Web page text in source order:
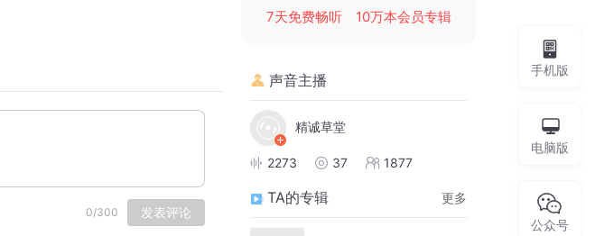
0/300 发表评论
7天免费畅听
10万本会员专辑
声音主播
精诚草堂
2273 37 1877
TA的专辑 更多
手机版
电脑版
公众号